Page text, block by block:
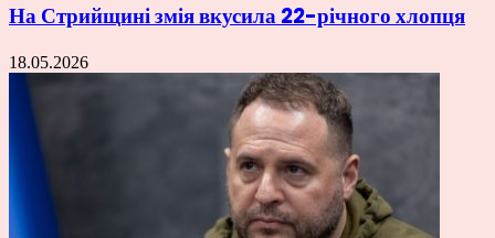
На Стрийщині змія вкусила 22-річного хлопця
18.05.2026